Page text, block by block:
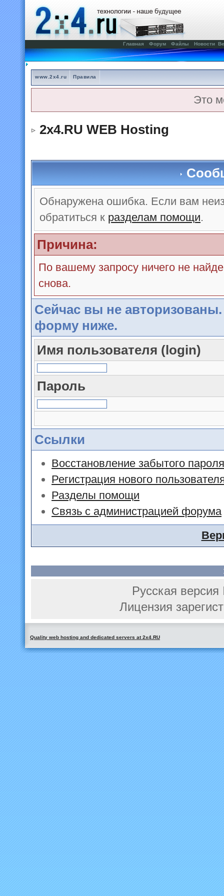
Главная Форум Файлы Новости
www.2x4.ru Правила
Это
2x4.RU WEB Hosting
Обнаружена ошибка. Если вам
обратиться к разделам помощи.
Причина:
По вашему запросу ничего не
снова.
Сейчас вы не
форму ниже.
Имя пользователя (login)
Пароль
Ссылки
Восстановление забытого пароля
Регистрация нового
Разделы помощи
Связь с администрацией форума
Русская
Лицензия
Quality web hosting and dedicated servers at 2x4.RU